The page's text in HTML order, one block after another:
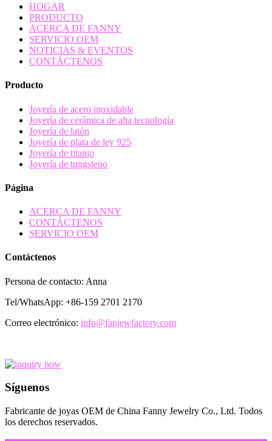
HOGAR
PRODUCTO
ACERCA DE FANNY
SERVICIO OEM
NOTICIAS & EVENTOS
CONTÁCTENOS
Producto
Joyería de acero inoxidable
Joyería de cerámica de alta tecnología
Joyería de latón
Joyería de plata de ley 925
Joyería de titanio
Joyería de tungsteno
Página
ACERCA DE FANNY
CONTÁCTENOS
SERVICIO OEM
Contáctenos
Persona de contacto: Anna
Tel/WhatsApp: +86-159 2701 2170
Correo electrónico: info@fanjewfactory.com
Síguenos
Fabricante de joyas OEM de China Fanny Jewelry Co., Ltd. Todos
los derechos reservados.